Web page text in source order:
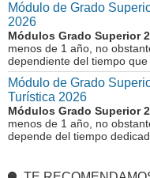
Módulo de Grado
2026
Módulos Grado Superior
menos de 1 año, no
dependiente del tiempo
Módulo de Grado
Turística 2026
Módulos Grado Superior
menos de 1 año, no
depende del tiempo